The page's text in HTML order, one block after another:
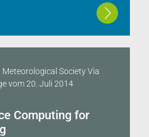
Society Via
vom20. Juli 2014
Computing for